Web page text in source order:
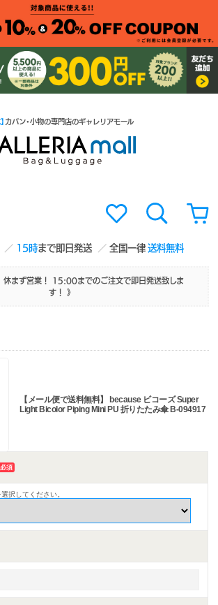
15時まで即日発送 全国一律送料無料
カバン・小物の専門店のギャレリアモール
休まず営業！ 15:00までのご注文で即日発送致しま
す！ 》
【メール便で送料無料】 because ビコーズ Super
Light Bicolor Piping Mini PU 折りたたみ傘 B-094917
必須
択してください。